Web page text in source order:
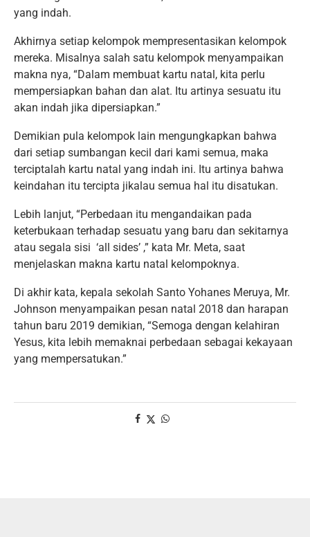
yang indah.
Akhirnya setiap kelompok mempresentasikan kelompok
mereka. Misalnya salah satu kelompok menyampaikan
makna nya, “Dalam membuat kartu natal, kita perlu
mempersiapkan bahan dan alat. Itu artinya sesuatu itu
akan indah jika dipersiapkan.”
Demikian pula kelompok lain mengungkapkan bahwa
dari setiap sumbangan kecil dari kami semua, maka
terciptalah kartu natal yang indah ini. Itu artinya bahwa
keindahan itu tercipta jikalau semua hal itu disatukan.
Lebih lanjut, “Perbedaan itu mengandaikan pada
keterbukaan terhadap sesuatu yang baru dan sekitarnya
atau segala sisi ‘all sides’ ,” kata Mr. Meta, saat
menjelaskan makna kartu natal kelompoknya.
Di akhir kata, kepala sekolah Santo Yohanes Meruya, Mr.
Johnson menyampaikan pesan natal 2018 dan harapan
tahun baru 2019 demikian, “Semoga dengan kelahiran
Yesus, kita lebih memaknai perbedaan sebagai kekayaan
yang mempersatukan.”